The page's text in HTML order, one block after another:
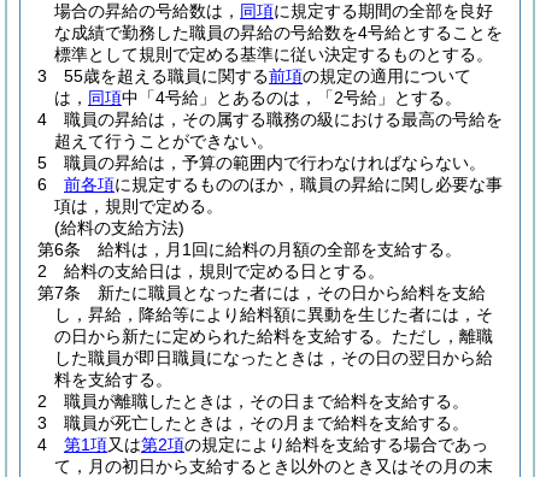
場合の昇給の号給数は， 同項に規定する期間の全部を良好
な成績で勤務した職員の昇給の号給数を4号給とすることを
標準として規則で定める基準に従い決定するものとする。
3
55歳を超える職員に関する前項の規定の適用について
は， 同項中「4号給」とあるのは，「2号給」とする。
4
職員の昇給は，その属する職務の級における最高の号給を
超えて行うことができない。
5
職員の昇給は，予算の範囲内で行わなければならない。
6
前各項に規定するもののほか，職員の昇給に関し必要な事
項は，規則で定める。
(給料の支給方法)
第6条
給料は，月1回に給料の月額の全部を支給する。
2
給料の支給日は，規則で定める日とする。
第7条
新たに職員となった者には，その日から給料を支給
し，昇給，降給等により給料額に異動を生じた者には，そ
の日から新たに定められた給料を支給する。 ただし，離職
した職員が即日職員になったときは，その日の翌日から給
料を支給する。
2
職員が離職したときは，その日まで給料を支給する。
3
職員が死亡したときは，その月まで給料を支給する。
4
第1項又は第2項の規定により給料を支給する場合であっ
て，月の初日から支給するとき以外のとき又はその月の末